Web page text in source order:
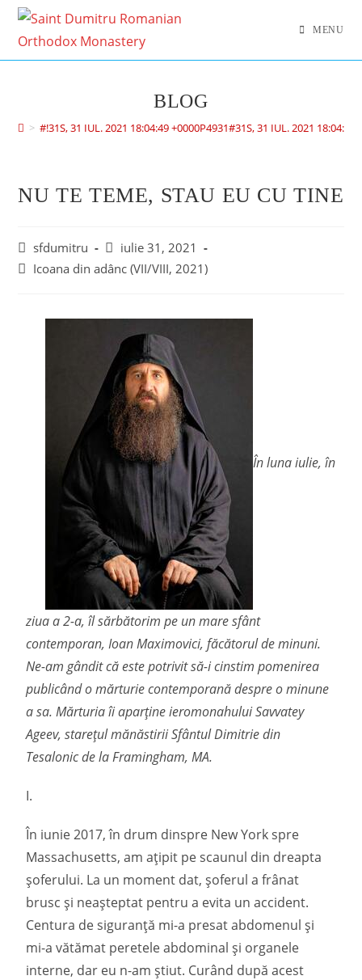
MENU
BLOG
> #!31S, 31 IUL. 2021 18:04:49 +0000P4931#31S, 31 IUL. 2021
NU TE TEME, STAU EU CU TINE
sfdumitru
iulie 31, 2021
Icoana din adânc (VII/VIII, 2021)
În luna iulie, în
ziua a 2-a, îl sărbătorim pe un mare sfânt
contemporan, Ioan Maximovici, făcătorul de minuni.
Ne-am gândit că este potrivit să-i cinstim pomenirea
publicând o mărturie contemporană despre o minune
a sa. Mărturia îi aparține ieromonahului Savvatey
Ageev, starețul mănăstirii Sfântul Dimitrie din
Tesalonic de la Framingham, MA.
I.
În iunie 2017, în drum dinspre New York spre
Massachusetts, am ațipit pe scaunul din dreapta
șoferului. La un moment dat, șoferul a frânat
brusc și neașteptat pentru a evita un accident.
Centura de siguranță mi-a presat abdomenul și
mi-a vătămat peretele abdominal și organele
interne, dar eu n-am știut. Curând după acest